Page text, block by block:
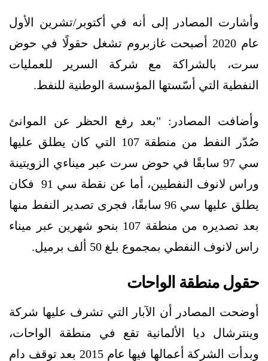
وأشارت المصادر إلى أنه في أكتوبر/تشرين الأول
عام 2020 أصبحت غازبروم تشغل حقولًا في حوض
سرت، بالشراكة مع شركة السرير للعمليات
النفطية التي أسّستها المؤسسة الوطنية للنفط.
وأضافت المصادر: "بعد رفع الحظر عن الموانئ
صُدّر النفط من منطقة 107 التي كان يطلق عليها
سي 97 سابقًا في حوض سرت عبر ميناءي الزويتينة
وراس لانوف النفطيين، أما عن نقطة سي 91 فكان
يطلق عليها سي 96 سابقًا، فجرى تصدير النفط منها
بعد تصديره من منطقة 107 بنحو شهرين عبر ميناء
راس لانوف النفطي بمجموع بلغ 50 ألف برميل.
حقول منطقة الواحات
أوضحت المصادر أن الآبار التي تشرف عليها شركة
وينترشال ديا الألمانية تقع في منطقة الواحات،
وبدأت الشركة أعمالها فيها عام 2015 بعد توقف دام